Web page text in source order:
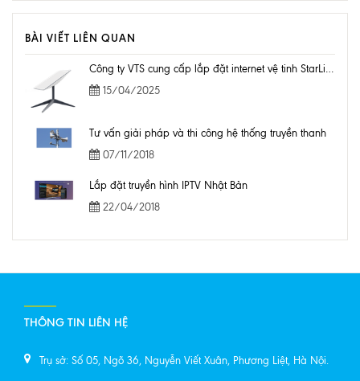
BÀI VIẾT LIÊN QUAN
15/04/2025
Tư vấn giải pháp và thi công hệ thống truyền thanh
07/11/2018
Lắp đặt truyền hình IPTV Nhật Bản
22/04/2018
THÔNG TIN LIÊN HỆ
Trụ sở: Số 05, Ngõ 36, Nguyễn Viết Xuân, Phương Liệt, Hà Nội.